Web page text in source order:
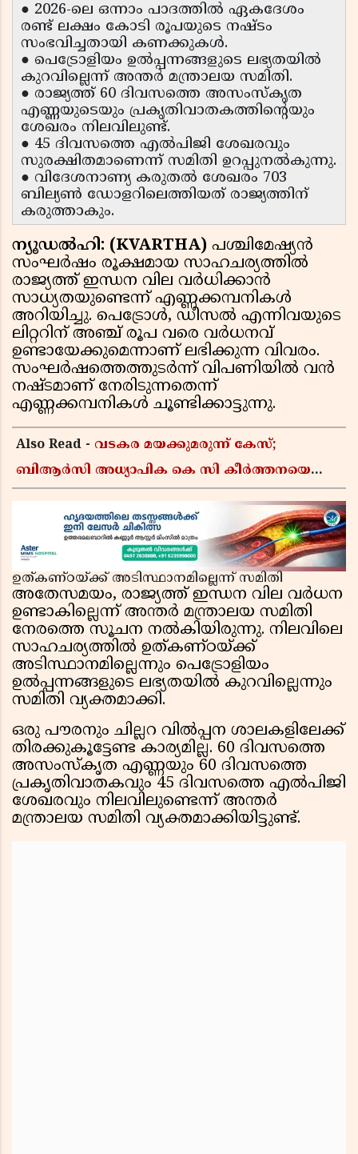
● 2026-ലെ ഒന്നാം പാദത്തിൽ ഏകദേശം
രണ്ട് ലക്ഷം കോടി രൂപയുടെ നഷ്ടം
സംഭവിച്ചതായി കണക്കുകൾ.
● പെട്രോളിയം ഉൽപ്പന്നങ്ങളുടെ ലഭ്യതയിൽ
കുറവില്ലെന്ന് അന്തർ മന്ത്രാലയ സമിതി.
● രാജ്യത്ത് 60 ദിവസത്തെ അസംസ്‌കൃത
എണ്ണയുടെയും പ്രകൃതിവാതകത്തിന്റെയും
ശേഖരം നിലവിലുണ്ട്.
● 45 ദിവസത്തെ എൽപിജി ശേഖരവും
സുരക്ഷിതമാണെന്ന് സമിതി ഉറപ്പുനൽകുന്നു.
● വിദേശനാണ്യ കരുതൽ ശേഖരം 703
ബില്യൺ ഡോളറിലെത്തിയത് രാജ്യത്തിന്
കരുത്താകും.
ന്യൂഡൽഹി: (KVARTHA) പശ്ചിമേഷ്യൻ
സംഘർഷം രൂക്ഷമായ സാഹചര്യത്തിൽ
രാജ്യത്ത് ഇന്ധന വില വർധിക്കാൻ
സാധ്യതയുണ്ടെന്ന് എണ്ണക്കമ്പനികൾ
അറിയിച്ചു. പെട്രോൾ, ഡീസൽ എന്നിവയുടെ
ലിറ്ററിന് അഞ്ച് രൂപ വരെ വർധനവ്
ഉണ്ടായേക്കുമെന്നാണ് ലഭിക്കുന്ന വിവരം.
സംഘർഷത്തെത്തുടർന്ന് വിപണിയിൽ വൻ
നഷ്ടമാണ് നേരിടുന്നതെന്ന്
എണ്ണക്കമ്പനികൾ ചൂണ്ടിക്കാട്ടുന്നു.
Also Read - വടകര മയക്കുമരുന്ന് കേസ്;
ബിആർസി അധ്യാപിക കെ സി കീർത്തനയെ
ഉത്കണ്ഠയ്ക്ക് അടിസ്ഥാനമില്ലെന്ന് സമിതി
അതേസമയം, രാജ്യത്ത് ഇന്ധന വില വർധന
ഉണ്ടാകില്ലെന്ന് അന്തർ മന്ത്രാലയ സമിതി
നേരത്തെ സൂചന നൽകിയിരുന്നു. നിലവിലെ
സാഹചര്യത്തിൽ ഉത്കണ്ഠയ്ക്ക്
അടിസ്ഥാനമില്ലെന്നും പെട്രോളിയം
ഉൽപ്പന്നങ്ങളുടെ ലഭ്യതയിൽ കുറവില്ലെന്നും
സമിതി വ്യക്തമാക്കി.
ഒരു പൗരനും ചില്ലറ വിൽപ്പന ശാലകളിലേക്ക്
തിരക്കുകൂട്ടേണ്ട കാര്യമില്ല. 60 ദിവസത്തെ
അസംസ്‌കൃത എണ്ണയും 60 ദിവസത്തെ
പ്രകൃതിവാതകവും 45 ദിവസത്തെ എൽപിജി
ശേഖരവും നിലവിലുണ്ടെന്ന് അന്തർ
മന്ത്രാലയ സമിതി വ്യക്തമാക്കിയിട്ടുണ്ട്.